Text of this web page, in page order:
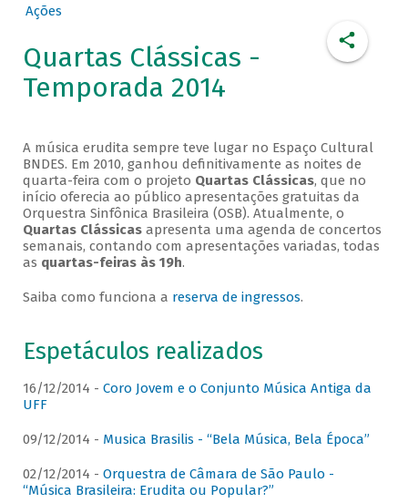
Ações
Quartas Clássicas -
Temporada 2014
A música erudita sempre teve lugar no Espaço Cultural
BNDES. Em 2010, ganhou definitivamente as noites de
quarta-feira com o projeto Quartas Clássicas, que no
início oferecia ao público apresentações gratuitas da
Orquestra Sinfônica Brasileira (OSB). Atualmente, o
Quartas Clássicasapresenta uma agenda de concertos
semanais, contando com apresentações variadas, todas
as quartas-feiras às 19h.
Saiba como funciona a reserva de ingressos.
Espetáculos realizados
16/12/2014 - Coro Jovem e o Conjunto Música Antiga da
UFF
09/12/2014 - Musica Brasilis - “Bela Música, Bela Época”
02/12/2014 - Orquestra de Câmara de São Paulo -
“Música Brasileira: Erudita ou Popular?”